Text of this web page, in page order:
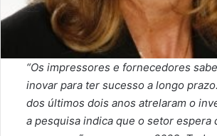
“Os impressores e fornecedores
inovar para ter sucesso a longo
dos últimos dois anos atrelaram o
a pesquisa indica que o setor espera